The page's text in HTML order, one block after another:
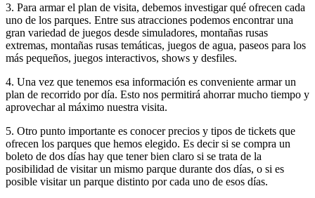
3. Para armar el plan de visita, debemos investigar qué ofrecen cada
uno de los parques. Entre sus atracciones podemos encontrar una
gran variedad de juegos desde simuladores, montañas rusas
extremas, montañas rusas temáticas, juegos de agua, paseos para los
más pequeños, juegos interactivos, shows y desfiles.
4. Una vez que tenemos esa información es conveniente armar un
plan de recorrido por día. Esto nos permitirá ahorrar mucho tiempo y
aprovechar al máximo nuestra visita.
5. Otro punto importante es conocer precios y tipos de tickets que
ofrecen los parques que hemos elegido. Es decir si se compra un
boleto de dos días hay que tener bien claro si se trata de la
posibilidad de visitar un mismo parque durante dos días, o si es
posible visitar un parque distinto por cada uno de esos días.